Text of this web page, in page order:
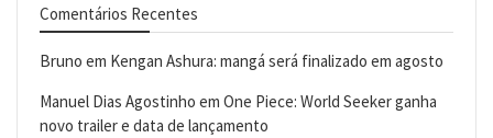
Comentários Recentes
Bruno em Kengan Ashura: mangá será finalizado em agosto
Manuel Dias Agostinho em One Piece: World Seeker ganha
novo trailer e data de lançamento